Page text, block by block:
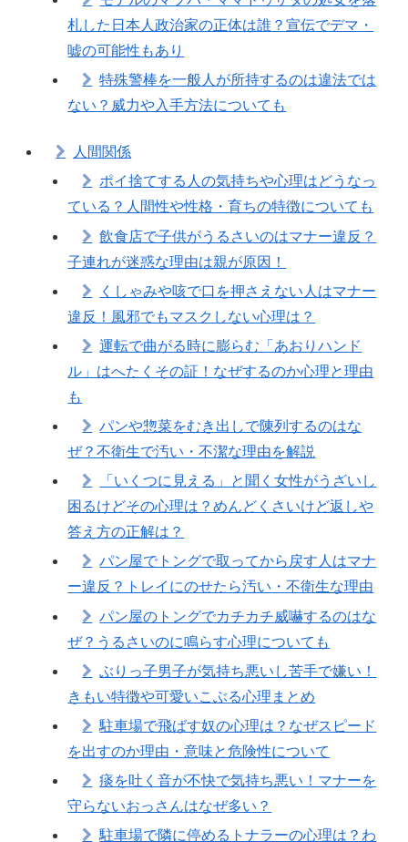
札した日本人政治家の正体は誰？宣伝でデマ・
嘘の可能性もあり
特殊警棒を一般人が所持するのは違法では
ない？威力や入手方法についても
人間関係
ポイ捨てする人の気持ちや心理はどうなっ
ている？人間性や性格・育ちの特徴についても
飲食店で子供がうるさいのはマナー違反？
子連れが迷惑な理由は親が原因！
くしゃみや咳で口を押さえない人はマナー
違反！風邪でもマスクしない心理は？
運転で曲がる時に膨らむ「あおりハンド
ル」はへたくその証！なぜするのか心理と理由
も
パンや惣菜をむき出しで陳列するのはな
ぜ？不衛生で汚い・不潔な理由を解説
「いくつに見える」と聞く女性がうざいし
困るけどその心理は？めんどくさいけど返しや
答え方の正解は？
パン屋でトングで取ってから戻す人はマナ
ー違反？トレイにのせたら汚い・不衛生な理由
パン屋のトングでカチカチ威嚇するのはな
ぜ？うるさいのに鳴らす心理についても
ぶりっ子男子が気持ち悪いし苦手で嫌い！
きもい特徴や可愛いこぶる心理まとめ
駐車場で飛ばす奴の心理は？なぜスピード
を出すのか理由・意味と危険性について
痰を吐く音が不快で気持ち悪い！マナーを
守らないおっさんはなぜ多い？
駐車場で隣に停めるトナラーの心理は？わ